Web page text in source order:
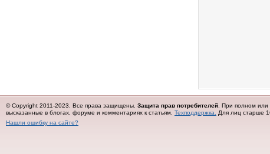
© Copyright 2011-2023. Все права защищены. Защита прав потребителей . При полном
высказанные в блогах, форуме и комментариях к статьям. Техподдержка.
Для лиц старше
Нашли ошибку на сайте?